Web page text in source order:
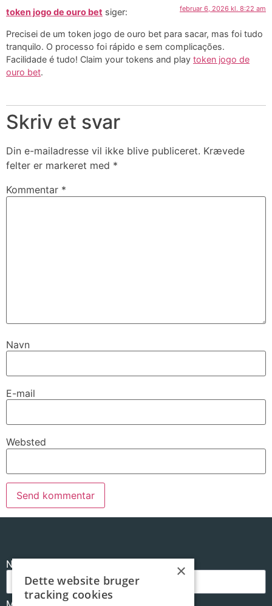
token jogo de ouro bet siger: februar 6, 2026 kl. 8:22 am
Precisei de um token jogo de ouro bet para sacar, mas foi tudo
tranquilo. O processo foi rápido e sem complicações.
Facilidade é tudo! Claim your tokens and play token jogo de
ouro bet.
Skriv et svar
Din e-mailadresse vil ikke blive publiceret. Krævede
felter er markeret med *
Kommentar *
Navn
E-mail
Websted
Navn ×
Dette website bruger
tracking cookies